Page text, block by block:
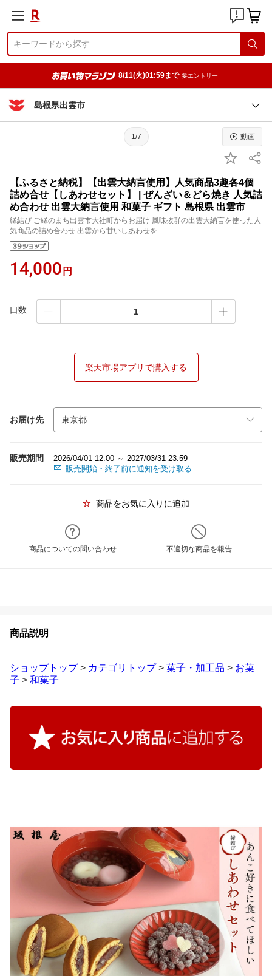
8/11(火)01:59まで 要エントリー
島根県出雲市
1/7 動画
【ふるさと納税】【出雲大納言使用】人気商品3趣各4個
詰め合せ【しあわせセット】 | ぜんざい＆どら焼き 人気詰
め合わせ 出雲大納言使用 和菓子 ギフト 島根県 出雲市
縁結び ご縁のまち出雲市大社町からお届け 風味抜群の出雲大納言を使った人
気商品の詰め合わせ 出雲から甘いしあわせを
14,000 円
口数
楽天市場アプリで購入する
お届け先
販売期間
2026/04/01 12:00 ～ 2027/03/31 23:59
販売開始・終了前に通知を受け取る
商品をお気に入りに追加
商品についての問い合わせ 不適切な商品を報告
商品説明
ショップトップ> カテゴリトップ> 菓子・加工品 > お菓
子 > 和菓子